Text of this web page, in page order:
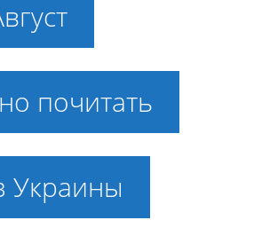
почитать
Украины